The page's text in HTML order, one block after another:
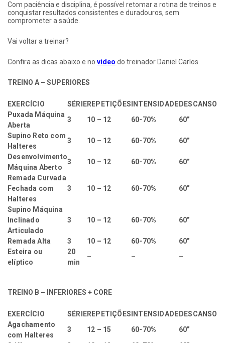
Com paciência e disciplina, é possível retomar a rotina de treinos e
conquistar resultados consistentes e duradouros, sem
comprometer a saúde.
Vai voltar a treinar?
Confira as dicas abaixo e no vídeo do treinador Daniel Carlos.
TREINO A – SUPERIORES
EXERCÍCIO SÉRIEREPETIÇÕES INTENSIDADE DESCANSO
Puxada Máquina
Aberta
3 10 – 12 60-70%
60”
Supino Reto com
Halteres
3 10 – 12 60-70%
60”
Desenvolvimento
Máquina Aberto
3 10 – 12 60-70%
60”
Remada Curvada
Fechada com
Halteres
3 10 – 12 60-70% 60”
Supino Máquina
Inclinado
Articulado
3 10 – 12 60-70% 60”
Remada Alta 3 10 – 12 60-70%
60”
Esteira ou
elíptico
20
min
– – –
TREINO B – INFERIORES + CORE
EXERCÍCIO SÉRIEREPETIÇÕES INTENSIDADE DESCANSO
Agachamento
com Halteres
3 12 – 15 60-70%
60”